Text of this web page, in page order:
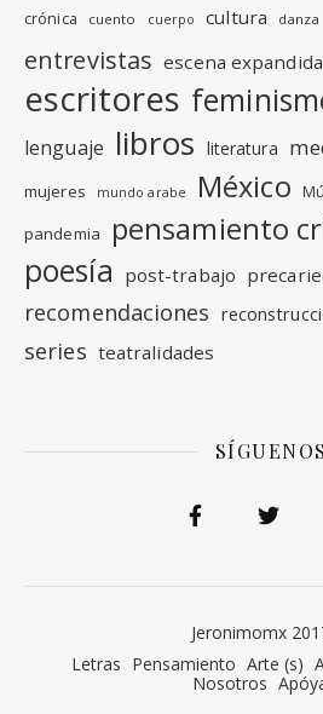
crónica cuento cuerpo cultura danza
entrevistas escena expandida
escritores
lenguaje libros literatura
mujeres mundo arabe México
pandemia pensamiento
poesía post-trabajo
recomendaciones
series teatralidades
SÍGUENOS
Jeronimomx
Letras Pensamiento Arte (s)
Nosotros